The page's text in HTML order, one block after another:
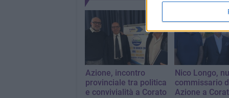
Azione, incontro
provinciale tra politica
e convivialità a Corato
Nico Longo,
commissario
Azione a